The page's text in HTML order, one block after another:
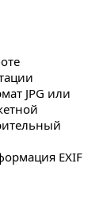
JPG или
EXIF